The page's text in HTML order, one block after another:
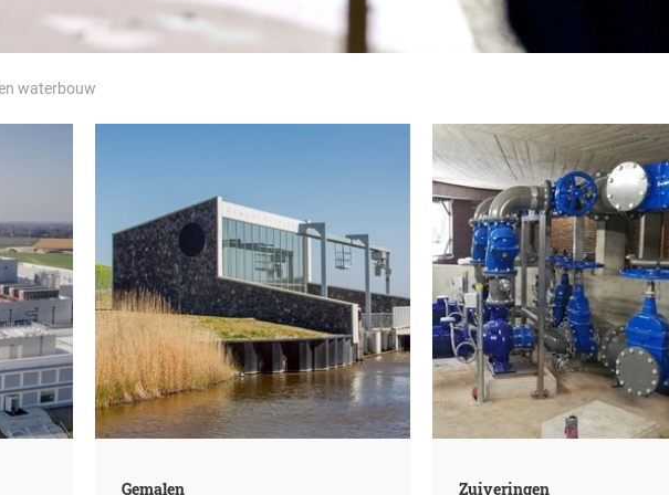
waterbouw
Gemalen Zuiveringen